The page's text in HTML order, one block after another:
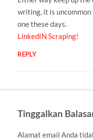
writing, it is
one these days.
LinkedIN Scraping!
REPLY
Tinggalkan
Alamat email Anda